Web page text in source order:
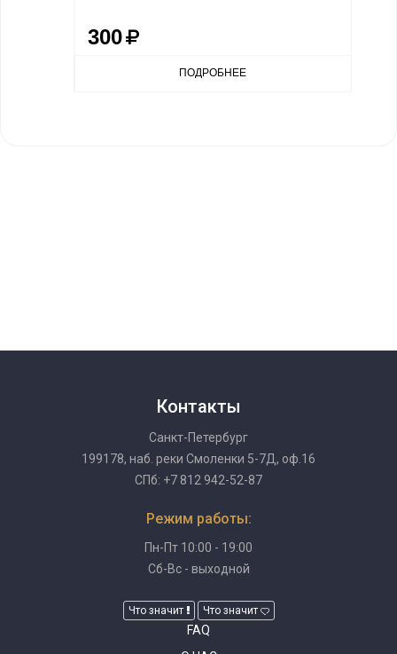
300
ПОДРОБНЕЕ
Контакты
Санкт-Петербург
199178, наб. реки Смоленки 5-7Д, оф.16
СПб: +7 812 942-52-87
Режим работы:
Пн-Пт 10:00 - 19:00
Сб-Вс - выходной
Что значит Что значит
FAQ